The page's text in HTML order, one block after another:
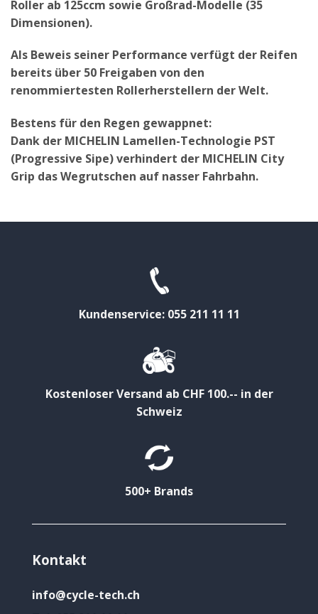
Roller ab 125ccm sowie Großrad-Modelle (35
Dimensionen).
Als Beweis seiner Performance verfügt der Reifen
bereits über 50 Freigaben von den
renommiertesten Rollerherstellern der Welt.
Bestens für den Regen gewappnet:
Dank der MICHELIN Lamellen-Technologie PST
(Progressive Sipe) verhindert der MICHELIN City
Grip das Wegrutschen auf nasser Fahrbahn.
Kundenservice: 055 211 11 11
Kostenloser Versand ab CHF 100.-- in der
Schweiz
500+ Brands
Kontakt
info@cycle-tech.ch